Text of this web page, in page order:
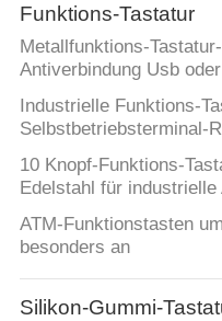
Funktions-Tastatur
Metallfunktions-
Antiverbindung Usb
Industrielle Funktions-
Selbstbetriebsterminal-
10 Knopf-Funktions-
Edelstahl für industrielle
ATM-Funktionstasten
besonders an
Silikon-Gummi-